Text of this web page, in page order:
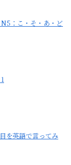
：こ・そ・あ・ど
を英語で言ってみ